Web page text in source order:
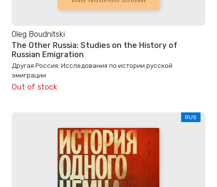
Oleg Boudnitski
The Other Russia: Studies on the History of
Russian Emigration
Другая Россия: Исследования по истории русской
эмиграции
Out of stock
RUS